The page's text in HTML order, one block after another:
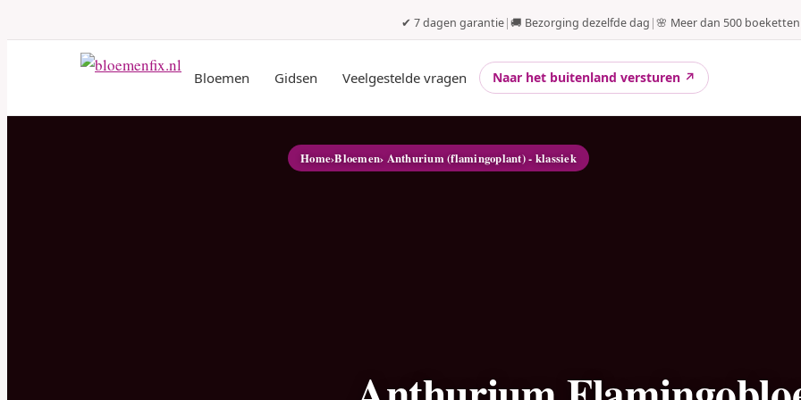
✔ 7 dagen garantie|🚚 Bezorging dezelfde dag |🌸 Meer dan 500 boeketten
Bloemen Gidsen Veelgestelde vragen Naar het buitenland versturen ↗
Home›Bloemen› Anthurium (flamingoplant) - klassiek